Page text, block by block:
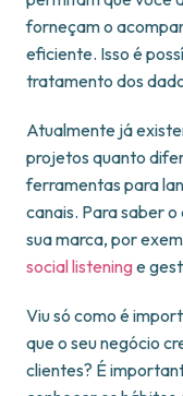
forneçam o
eficiente. Isso é
tratamento dos
Atualmente já
projetos quanto
ferramentas para
canais. Para saber
sua marca, por
social listeninge
Viu só como é
que o seu negócio
clientes? É